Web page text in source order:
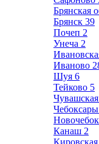
Брянская
Брянск 39
Почеп 2
Унеча 2
Иваново
Шуя 6
Тейково 5
Чебоксары
Канаш 2
Кировская